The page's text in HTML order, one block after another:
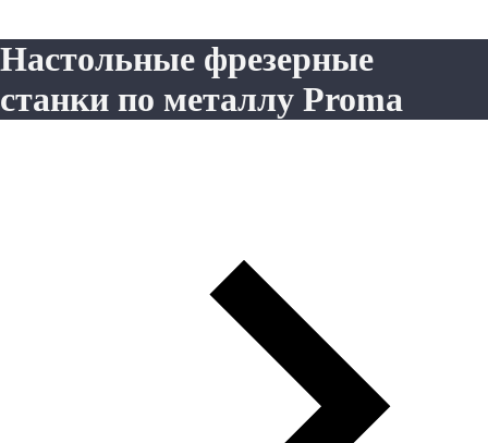
Настольные фрезерные
станки по металлу Proma